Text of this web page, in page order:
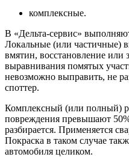
комплексные.
В «Дельта-сервис»
Локальные (или частичные)
вмятин, восстановление или
выравнивания помятых
невозможно выправить, не
споттер.
Комплексный (или полный)
повреждения превышают
разбирается. Применяется
Покраска в таком случае
автомобиля целиком.